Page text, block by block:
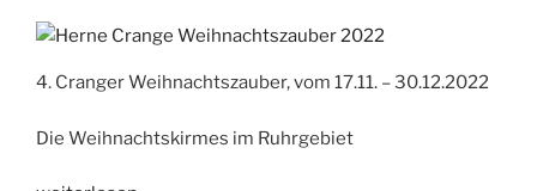
4. Cranger Weihnachtszauber, vom 17.11. – 30.12.2022
Die Weihnachtskirmes im Ruhrgebiet